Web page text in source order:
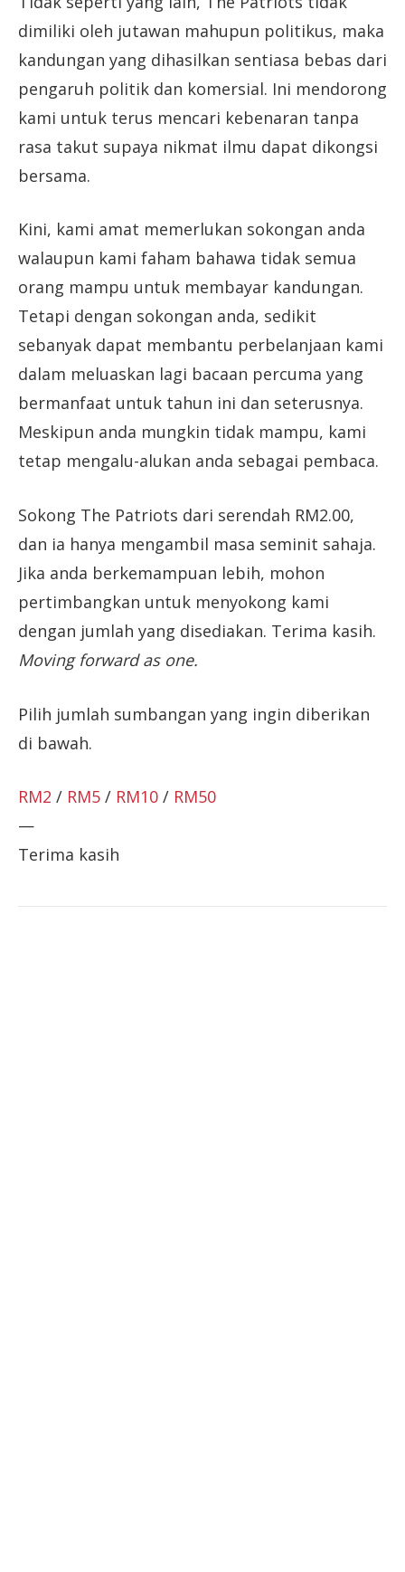
dimiliki oleh jutawan mahupun politikus, maka
kandungan yang dihasilkan sentiasa bebas dari
pengaruh politik dan komersial. Ini mendorong
kami untuk terus mencari kebenaran tanpa
rasa takut supaya nikmat ilmu dapat dikongsi
bersama.
Kini, kami amat memerlukan sokongan anda
walaupun kami faham bahawa tidak semua
orang mampu untuk membayar kandungan.
Tetapi dengan sokongan anda, sedikit
sebanyak dapat membantu perbelanjaan kami
dalam meluaskan lagi bacaan percuma yang
bermanfaat untuk tahun ini dan seterusnya.
Meskipun anda mungkin tidak mampu, kami
tetap mengalu-alukan anda sebagai pembaca.
Sokong The Patriots dari serendah RM2.00,
dan ia hanya mengambil masa seminit sahaja.
Jika anda berkemampuan lebih, mohon
pertimbangkan untuk menyokong kami
dengan jumlah yang disediakan. Terima kasih.
Moving forward as one.
Pilih jumlah sumbangan yang ingin diberikan
di bawah.
RM2 / RM5 / RM10 / RM50
—
Terima kasih